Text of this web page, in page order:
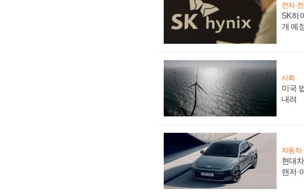
전자·
SK하
개 예
사회
미국
내려
자동차
현대
랜저·